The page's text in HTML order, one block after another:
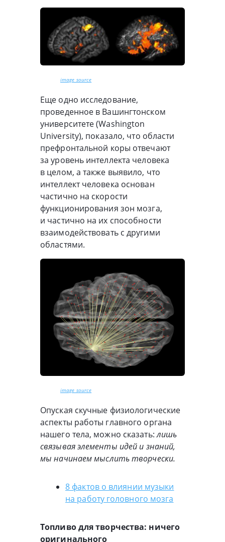
image source
Еще одно исследование,
проведенное в Вашингтонском
университете (Washington
University), показало, что области
префронтальной коры отвечают
за уровень интеллекта человека
в целом, а также выявило, что
интеллект человека основан
частично на скорости
функционирования зон мозга,
и частично на их способности
взаимодействовать с другими
областями.
image source
Опуская скучные физиологические
аспекты работы главного органа
нашего тела, можно сказать:лишь
связывая элементы идей и знаний,
мы начинаем мыслить творчески.
8 фактов о влиянии музыки
на работу головного мозга
Топливо для творчества: ничего
оригинального